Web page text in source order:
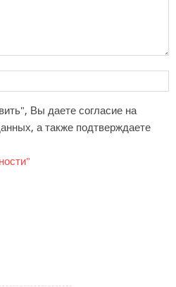
Вы даете согласие на
а также подтверждаете